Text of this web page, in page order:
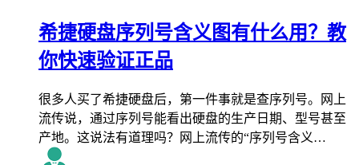
希捷硬盘序列号含义图有什么用？教
你快速验证正品
很多人买了希捷硬盘后，第一件事就是查序列号。网上
流传说，通过序列号能看出硬盘的生产日期、型号甚至
产地。这说法有道理吗？网上流传的“序列号含义…